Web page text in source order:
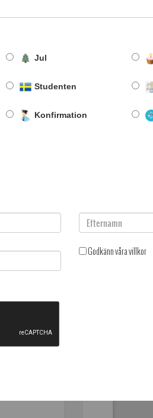
Jul
Studenten
Konfirmation
Godkänn våra villkor